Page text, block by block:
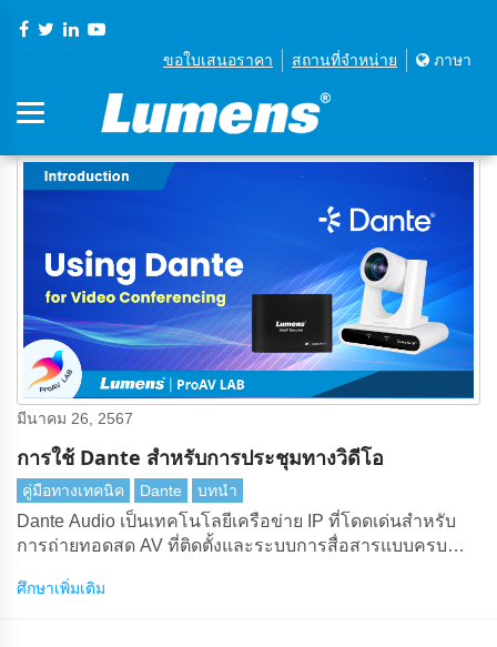
ขอใบเสนอราคา สถานที่จําหน่าย ภาษา
มีนาคม 26, 2567
การใช้ Dante สําหรับการประชุมทางวิดีโอ
คู่มือทางเทคนิค Dante บทนํา
Dante Audio เป็นเทคโนโลยีเครือข่าย IP ที่โดดเด่นสําหรับ
การถ่ายทอดสด AV ที่ติดตั้งและระบบการสื่อสารแบบครบ
Domain Manager ช่วยให้ลูกค้าสามารถจัดการเครือข่ายเสียง
ศึกษาเพิ่มเติม